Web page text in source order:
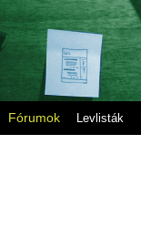
Fórumok Levlisták